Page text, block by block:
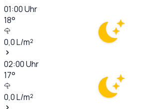
01:00Uhr
18°
0,0L/m²
02:00Uhr
17°
0,0L/m²